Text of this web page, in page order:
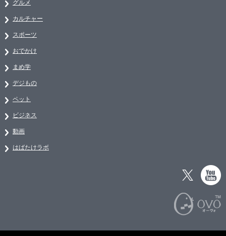
グルメ
カルチャー
スポーツ
おでかけ
まめ学
デジもの
ペット
ビジネス
動画
はばたけラボ